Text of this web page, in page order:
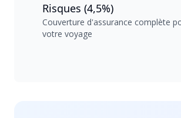
Risques (4,5%)
Couverture d'assurance complète
votre voyage